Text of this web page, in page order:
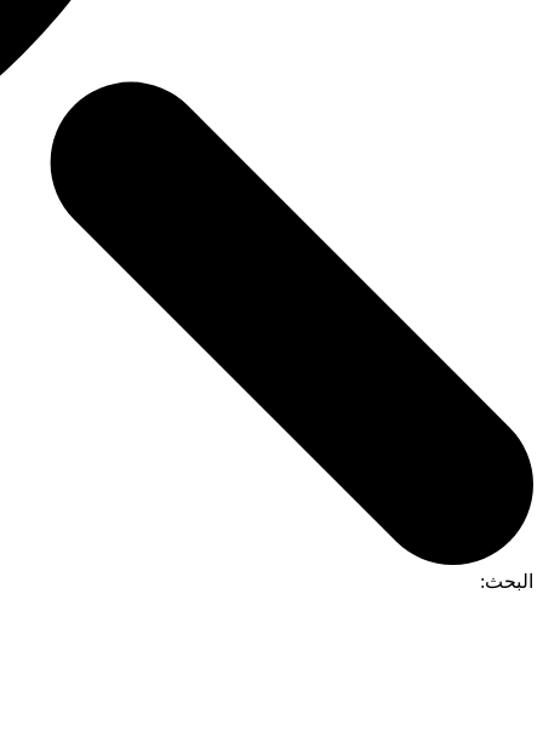
البحث: